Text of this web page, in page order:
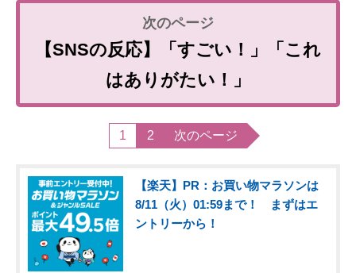
【SNSの反応】「すごい！」「これ
はありがたい！」
1 2 次のページ
【楽天】PR：お買い物マラソンは
8/11（火）01:59まで！ まずはエ
ントリーから！